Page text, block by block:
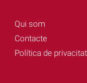
Qui som
Contacte
Política de privacitat